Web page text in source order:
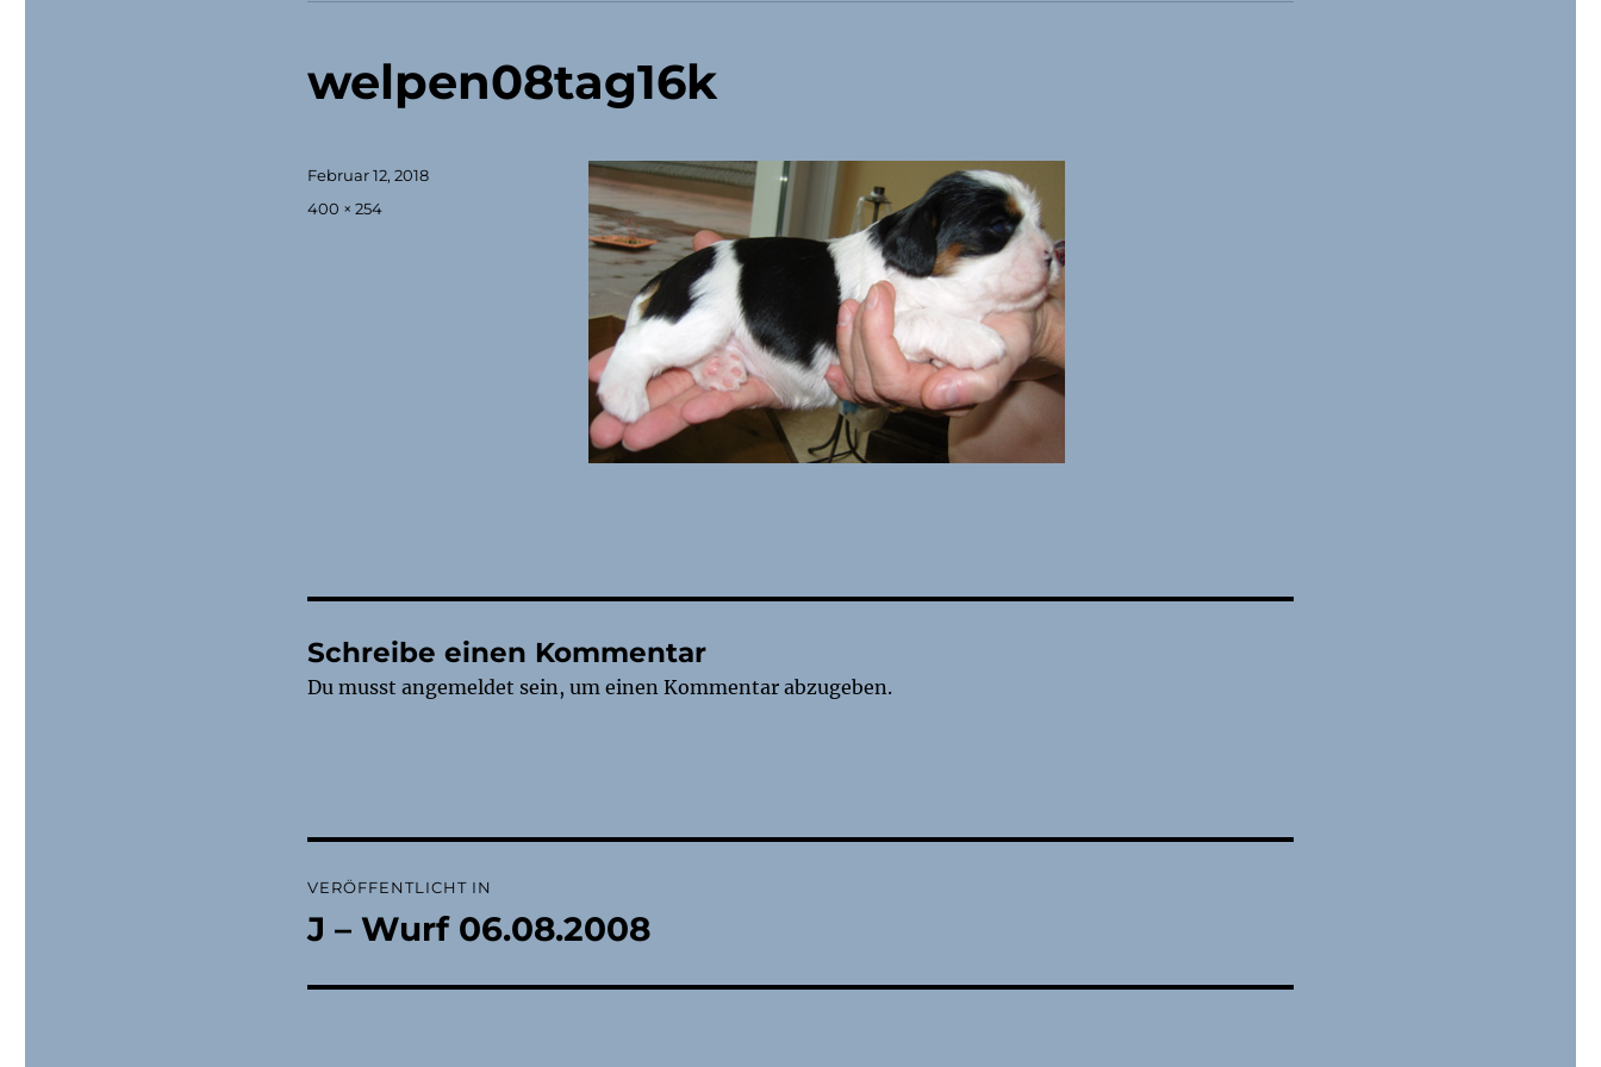
welpen08tag16k
Veröffentlicht
am
Februar 12, 2018
Originalgröße
400 × 254
Schreibe einen Kommentar
Du musst angemeldet sein, um einen Kommentar abzugeben.
VERÖFFENTLICHT IN
J – Wurf 06.08.2008